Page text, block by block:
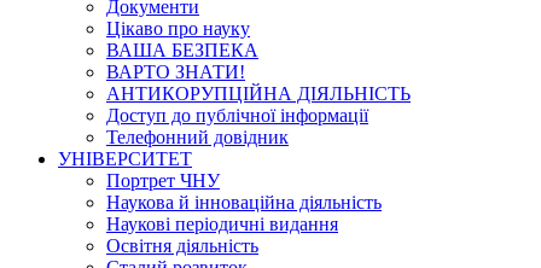
Документи
Цікаво про науку
ВАША БЕЗПЕКА
ВАРТО ЗНАТИ!
АНТИКОРУПЦІЙНА ДІЯЛЬНІСТЬ
Доступ до публічної інформації
Телефонний довідник
УНІВЕРСИТЕТ
Портрет ЧНУ
Наукова й інноваційна діяльність
Наукові періодичні видання
Освітня діяльність